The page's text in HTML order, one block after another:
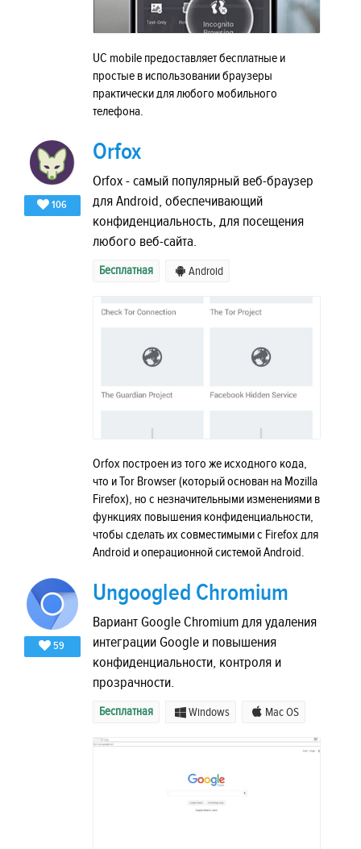
UC mobile предоставляет бесплатные и
простые в использовании браузеры
практически для любого мобильного
телефона.
106
Orfox
Orfox - самый популярный веб-браузер
для Android, обеспечивающий
конфиденциальность, для посещения
любого веб-сайта.
Бесплатная Android
Orfox построен из того же исходного кода,
что и Tor Browser (который основан на Mozilla
Firefox), но с незначительными изменениями в
функциях повышения конфиденциальности,
чтобы сделать их совместимыми с Firefox для
Android и операционной системой Android.
59
Ungoogled Chromium
Вариант Google Chromium для удаления
интеграции Google и повышения
конфиденциальности, контроля и
прозрачности.
Бесплатная Windows Mac OS